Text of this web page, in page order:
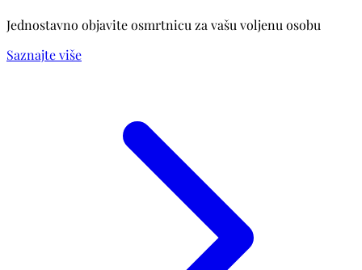
Jednostavno objavite osmrtnicu za vašu voljenu osobu
Saznajte više